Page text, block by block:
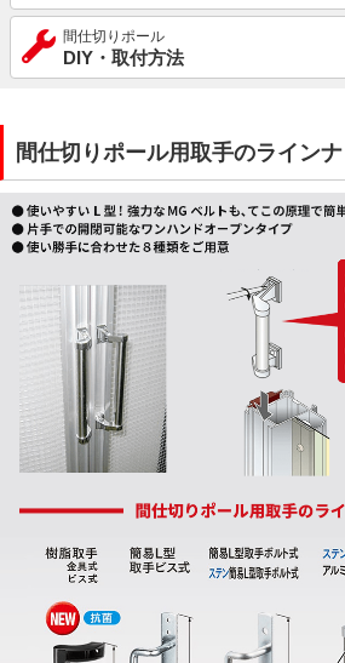
間仕切りポール
DIY・取付方法
間仕切りポール用取手のライン